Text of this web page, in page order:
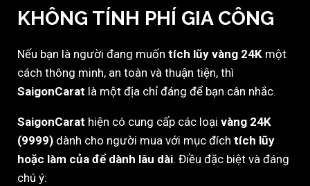
KHÔNG TÍNH PHÍ GIA CÔNG
Nếu bạn là người đang muốn tích lũy vàng 24K một
cách thông minh, an toàn và thuận tiện, thì
SaigonCarat là một địa chỉ đáng để bạn cân nhắc.
SaigonCarat hiện có cung cấp các loại vàng 24K
(9999) dành cho người mua với mục đích tích lũy
hoặc làm của để dành lâu dài. Điều đặc biệt và đáng
chú ý: